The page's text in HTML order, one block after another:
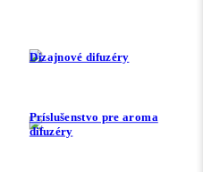
Dizajnové difuzéry
Príslušenstvo pre aroma
difuzéry